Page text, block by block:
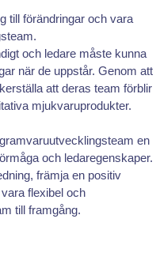
till förändringar och vara
och ledare måste kunna
när de uppstår. Genom att
att deras team förblir
mjukvaruprodukter.
en
och ledaregenskaper.
främja en positiv
flexibel och
till framgång.